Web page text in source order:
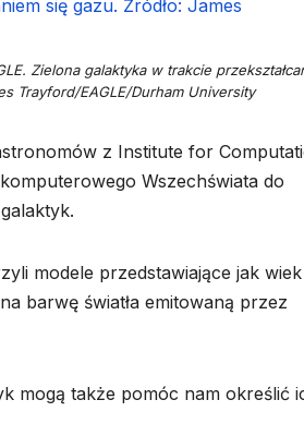
Zielona galaktyka w trakcie
Trayford/EAGLE/Durham University
z Institute for
Wszechświata do
modele przedstawiające jak wiek
barwę światła emitowaną przez
mogą także pomóc nam określić